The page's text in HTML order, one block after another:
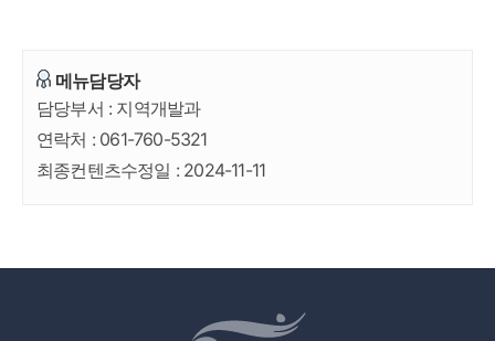
메뉴담당자
담당부서 : 지역개발과
연락처 : 061-760-5321
최종컨텐츠수정일 : 2024-11-11